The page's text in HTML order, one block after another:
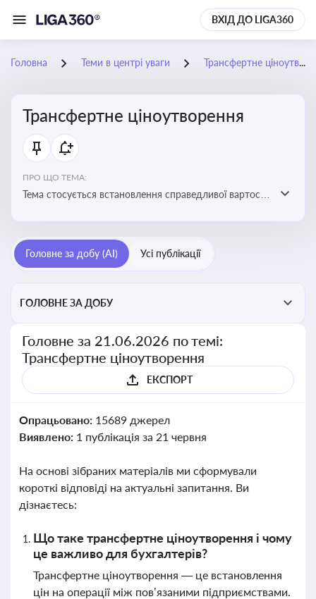
ВХІД ДО LIGA360
Головна Теми в центрі уваги Трансфертне ціноутворення
Трансфертне ціноутворення
ПРО ЩО ТЕМА:
Тема стосується встановлення справедливої вартості
Головне за добу (AI) Усі публікації
ГОЛОВНЕ ЗА ДОБУ
Головне за 21.06.2026 по темі:
Трансфертне ціноутворення
ЕКСПОРТ
Опрацьовано: 15689 джерел
Виявлено: 1 публікація за 21 червня
На основі зібраних матеріалів ми сформували
короткі відповіді на актуальні запитання. Ви
дізнаєтесь:
Що таке трансфертне ціноутворення і чому
це важливо для бухгалтерів?
Трансфертне ціноутворення — це встановлення
цін на операції між пов’язаними підприємствами.